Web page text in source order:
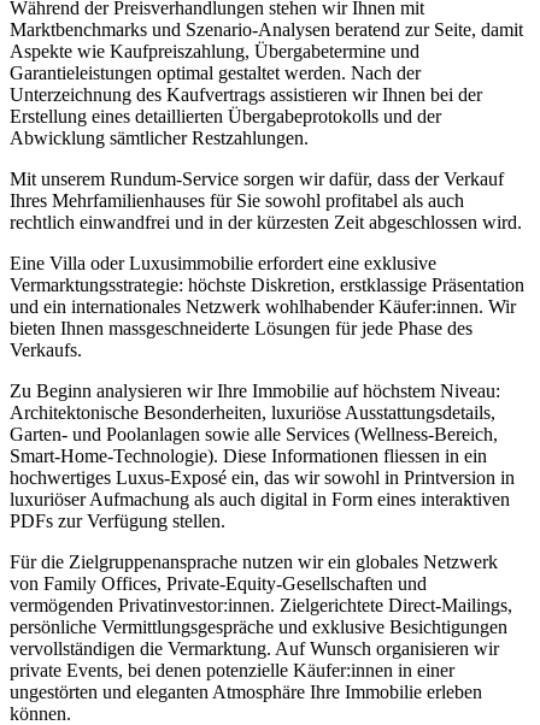
Während der Preisverhandlungen stehen wir Ihnen mit
Marktbenchmarks und Szenario-Analysen beratend zur Seite, damit
Aspekte wie Kaufpreiszahlung, Übergabetermine und
Garantieleistungen optimal gestaltet werden. Nach der
Unterzeichnung des Kaufvertrags assistieren wir Ihnen bei der
Erstellung eines detaillierten Übergabeprotokolls und der
Abwicklung sämtlicher Restzahlungen.
Mit unserem Rundum-Service sorgen wir dafür, dass der Verkauf
Ihres Mehrfamilienhauses für Sie sowohl profitabel als auch
rechtlich einwandfrei und in der kürzesten Zeit abgeschlossen wird.
Eine Villa oder Luxusimmobilie erfordert eine exklusive
Vermarktungsstrategie: höchste Diskretion, erstklassige Präsentation
und ein internationales Netzwerk wohlhabender Käufer:innen. Wir
bieten Ihnen massgeschneiderte Lösungen für jede Phase des
Verkaufs.
Zu Beginn analysieren wir Ihre Immobilie auf höchstem Niveau:
Architektonische Besonderheiten, luxuriöse Ausstattungsdetails,
Garten- und Poolanlagen sowie alle Services (Wellness-Bereich,
Smart-Home-Technologie). Diese Informationen fliessen in ein
hochwertiges Luxus-Exposé ein, das wir sowohl in Printversion in
luxuriöser Aufmachung als auch digital in Form eines interaktiven
PDFs zur Verfügung stellen.
Für die Zielgruppenansprache nutzen wir ein globales Netzwerk
von Family Offices, Private-Equity-Gesellschaften und
vermögenden Privatinvestor:innen. Zielgerichtete Direct-Mailings,
persönliche Vermittlungsgespräche und exklusive Besichtigungen
vervollständigen die Vermarktung. Auf Wunsch organisieren wir
private Events, bei denen potenzielle Käufer:innen in einer
ungestörten und eleganten Atmosphäre Ihre Immobilie erleben
können.